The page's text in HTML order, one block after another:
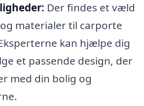
Der findes et væld
materialer til carporte
kan hjælpe dig
et passende design, der
med din bolig og